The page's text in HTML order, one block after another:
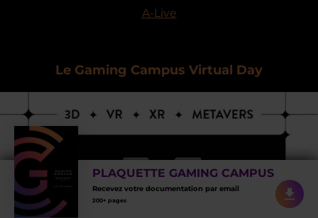
A-Live
Le Gaming Campus Virtual Day
PLAQUETTE GAMING CAMPUS
Recevez votre documentation par email
200+ pages